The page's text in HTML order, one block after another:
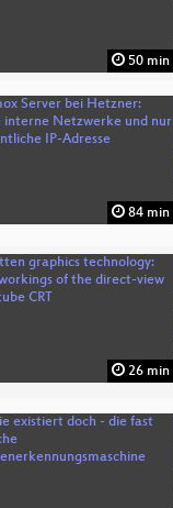
50 min
84 min
26 min